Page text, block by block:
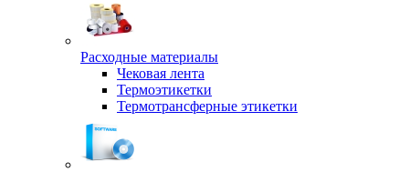
Расходные материалы
Чековая лента
Термоэтикетки
Термотрансферные этикетки